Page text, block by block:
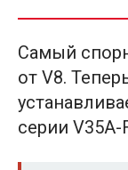
Самый
от V8.
серии